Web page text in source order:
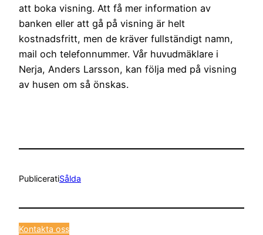
att boka visning. Att få mer information av
banken eller att gå på visning är helt
kostnadsfritt, men de kräver fullständigt namn,
mail och telefonnummer. Vår huvudmäklare i
Nerja, Anders Larsson, kan följa med på visning
av husen om så önskas.
PubliceratiSålda
Kontakta oss